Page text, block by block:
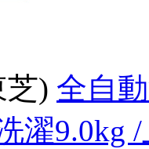
芝) 全自
濯9.0kg